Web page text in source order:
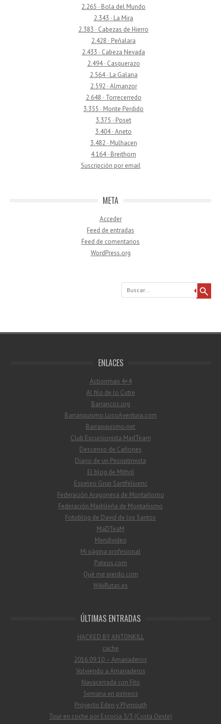
2.265 · Bola del Mundo
2.343 · La Mira
2.383 · Cabezas de Hierro
2.428 · Peñalara
2.433 · Cabeza Nevada
2.494 · Casquerazo
2.564 · La Galana
2.592 · Almanzor
2.648 · Torrecerredo
3.355 · Monte Perdido
3.375 · Poset
3.404 · Aneto
3.482 · Mulhacen
4.164 · Breithorn
Suscripción por email
META
Acceder
Feed de entradas
Feed de comentarios
WordPress.org
Buscar
ENLACES
Actionman 4×4
Al filo de lo Cutre
Barrancos.org
Barranquismo.LocoAventura.com
Barranquismo.net
Club Excursionista MadTeam
Descenso de Cañones
Diario de un Pesoptimista
El blog de Mithril
Espeleo Grup Santfeliuenc
Federación Aragonesa de Montañismo
Federación Madrileña de Montañismo
Fotoblog de David de los Santos
MaDTeaM
Mendivideo
Mi página profesional
Pateos.com
Qué me pierdo.com
WikiRutas.es
ÚLTIMAS ENTRADAS
HACKED BY ANTONKILL
cache
2016.09.10 – Amanaderos
Volviendo a Amanaderos
Navacerrada con Fito
Semana en pirineos
Proyecto Eden y Plymouth
Tour en coche por Escocia 3/3 (Costa Oeste)